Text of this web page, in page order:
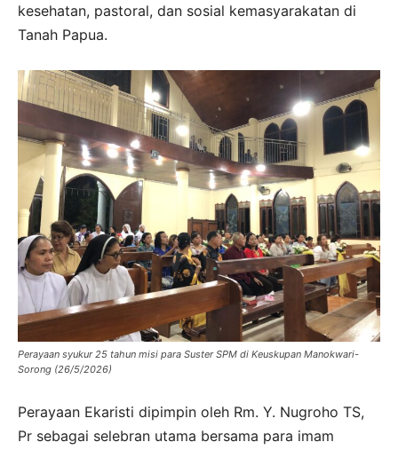
kesehatan, pastoral, dan sosial kemasyarakatan di
Tanah Papua.
Perayaan syukur 25 tahun misi para Suster SPM di Keuskupan Manokwari-
Sorong (26/5/2026)
Perayaan Ekaristi dipimpin oleh Rm. Y. Nugroho TS,
Pr sebagai selebran utama bersama para imam